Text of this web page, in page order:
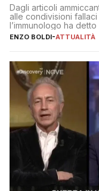
Dagli articoli
alle condivisioni
l’immunologo ha
ENZO BOLDI-ATTUALITÀ